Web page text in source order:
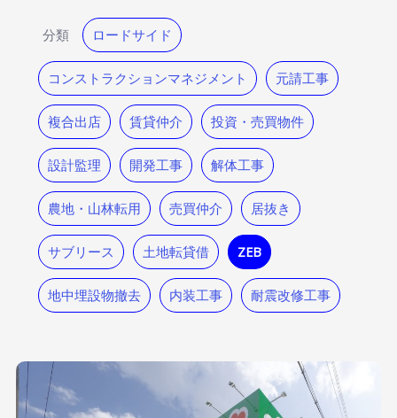
分類 ロードサイド
コンストラクションマネジメント 元請工事
複合出店 賃貸仲介 投資・売買物件
設計監理 開発工事 解体工事
農地・山林転用 売買仲介 居抜き
サブリース 土地転貸借 ZEB
地中埋設物撤去 内装工事 耐震改修工事